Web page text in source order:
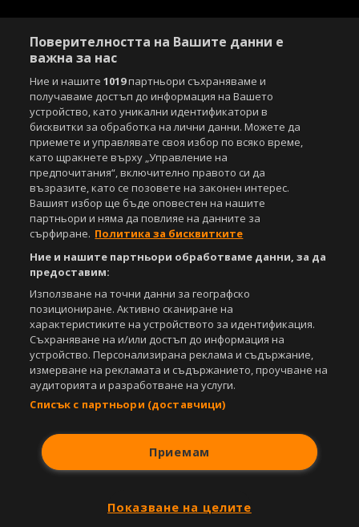
Поверителността на Вашите данни е
важна за нас
Ние и нашите1019партньори съхраняваме и
получаваме достъп до информация на Вашето
устройство, като уникални идентификатори в
бисквитки за обработка на лични данни. Можете да
приемете и управлявате своя избор по всяко време,
като щракнете върху „Управление на
предпочитания“, включително правото си да
възразите, като се позовете на законен интерес.
Вашият избор ще бъде оповестен на нашите
партньори и няма да повлияе на данните за
сърфиране. Политика за бисквитките
Ние и нашите партньори обработваме данни, за да
предоставим:
Използване на точни данни за географско
позициониране. Активно сканиране на
характеристиките на устройството за идентификация.
Съхраняване на и/или достъп до информация на
устройство. Персонализирана реклама и съдържание,
измерване на рекламата и съдържанието, проучване на
аудиторията и разработване на услуги.
Списък с партньори (доставчици)
Приемам
Показване на целите